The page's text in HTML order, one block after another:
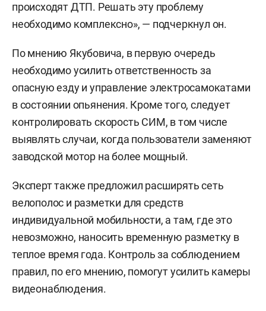
происходят ДТП. Решать эту проблему
необходимо комплексно», — подчеркнул он.
По мнению Якубовича, в первую очередь
необходимо усилить ответственность за
опасную езду и управление электросамокатами
в состоянии опьянения. Кроме того, следует
контролировать скорость СИМ, в том числе
выявлять случаи, когда пользователи заменяют
заводской мотор на более мощный.
Эксперт также предложил расширять сеть
велополос и разметки для средств
индивидуальной мобильности, а там, где это
невозможно, наносить временную разметку в
теплое время года. Контроль за соблюдением
правил, по его мнению, помогут усилить камеры
видеонаблюдения.